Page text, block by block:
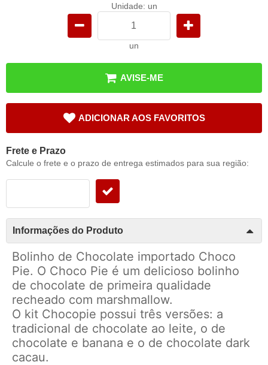
Unidade: un
un
AVISE-ME
ADICIONAR AOS FAVORITOS
Frete e Prazo
Calcule o frete e o prazo de entrega estimados para sua região:
Informações do Produto
Bolinho de Chocolate importado Choco
Pie. O Choco Pie é um delicioso bolinho
de chocolate de primeira qualidade
recheado com marshmallow.
O kit Chocopie possui três versões: a
tradicional de chocolate ao leite, o de
chocolate e banana e o de chocolate dark
cacau.